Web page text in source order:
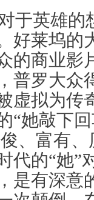
于英雄
好莱坞的
的商业影
普罗大众
虚拟为传
“她敲下
、富有、
代的“她”
是有深意